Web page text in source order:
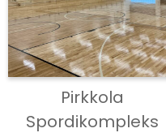
Pirkkola
Spordikompleks